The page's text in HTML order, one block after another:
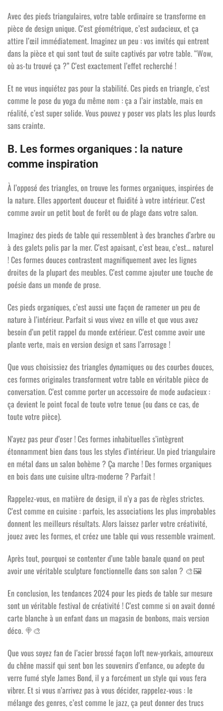
Avec des pieds triangulaires, votre table ordinaire se transforme en
pièce de design unique. C’est géométrique, c’est audacieux, et ça
attire l’œil immédiatement. Imaginez un peu : vos invités qui entrent
dans la pièce et qui sont tout de suite captivés par votre table. “Wow,
où as-tu trouvé ça ?” C’est exactement l’effet recherché !
Et ne vous inquiétez pas pour la stabilité. Ces pieds en triangle, c’est
comme le pose du yoga du même nom : ça a l’air instable, mais en
réalité, c’est super solide. Vous pouvez y poser vos plats les plus lourds
sans crainte.
B. Les formes organiques : la nature
comme inspiration
À l’opposé des triangles, on trouve les formes organiques, inspirées de
la nature. Elles apportent douceur et fluidité à votre intérieur. C’est
comme avoir un petit bout de forêt ou de plage dans votre salon.
Imaginez des pieds de table qui ressemblent à des branches d’arbre ou
à des galets polis par la mer. C’est apaisant, c’est beau, c’est… naturel
! Ces formes douces contrastent magnifiquement avec les lignes
droites de la plupart des meubles. C’est comme ajouter une touche de
poésie dans un monde de prose.
Ces pieds organiques, c’est aussi une façon de ramener un peu de
nature à l’intérieur. Parfait si vous vivez en ville et que vous avez
besoin d’un petit rappel du monde extérieur. C’est comme avoir une
plante verte, mais en version design et sans l’arrosage !
Que vous choisissiez des triangles dynamiques ou des courbes douces,
ces formes originales transforment votre table en véritable pièce de
conversation. C’est comme porter un accessoire de mode audacieux :
ça devient le point focal de toute votre tenue (ou dans ce cas, de
toute votre pièce).
N’ayez pas peur d’oser ! Ces formes inhabituelles s’intègrent
étonnamment bien dans tous les styles d’intérieur. Un pied triangulaire
en métal dans un salon bohème ? Ça marche ! Des formes organiques
en bois dans une cuisine ultra-moderne ? Parfait !
Rappelez-vous, en matière de design, il n’y a pas de règles strictes.
C’est comme en cuisine : parfois, les associations les plus improbables
donnent les meilleurs résultats. Alors laissez parler votre créativité,
jouez avec les formes, et créez une table qui vous ressemble vraiment.
Après tout, pourquoi se contenter d’une table banale quand on peut
avoir une véritable sculpture fonctionnelle dans son salon ? 🎨🖼️
En conclusion, les tendances 2024 pour les pieds de table sur mesure
sont un véritable festival de créativité ! C’est comme si on avait donné
carte blanche à un enfant dans un magasin de bonbons, mais version
déco. 🍭🎨
Que vous soyez fan de l’acier brossé façon loft new-yorkais, amoureux
du chêne massif qui sent bon les souvenirs d’enfance, ou adepte du
verre fumé style James Bond, il y a forcément un style qui vous fera
vibrer. Et si vous n’arrivez pas à vous décider, rappelez-vous : le
mélange des genres, c’est comme le jazz, ça peut donner des trucs